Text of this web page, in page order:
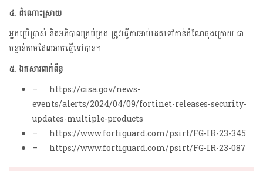
៤. ដំណោះស្រាយ
អ្នកប្រើប្រាស់ និងអភិបាលគ្រប់គ្រង ត្រូវធ្វើការអាប់ដេតទៅកាន់កំណែចុងក្រោយ ជា
បន្ទាន់តាមដែលអាចធ្វើទៅបាន។
៥. ឯកសារពាក់ព័ន្ធ
– https://cisa.gov/news-
events/alerts/2024/04/09/fortinet-releases-security-
updates-multiple-products
– https://www.fortiguard.com/psirt/FG-IR-23-345
– https://www.fortiguard.com/psirt/FG-IR-23-087